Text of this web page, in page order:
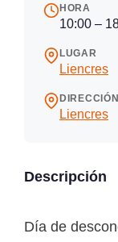
HORA
10:00 –
LUGAR
Liencres
DIRECCIÓN
Liencres
Descripción
Día de